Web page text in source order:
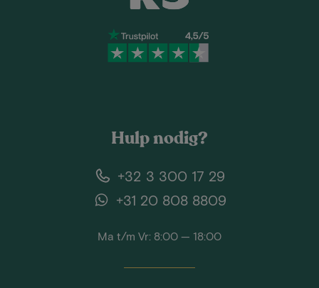
Hulp nodig?
+32 3 300 17 29
+31 20 808 8809
Ma t/m Vr: 8:00 — 18:00